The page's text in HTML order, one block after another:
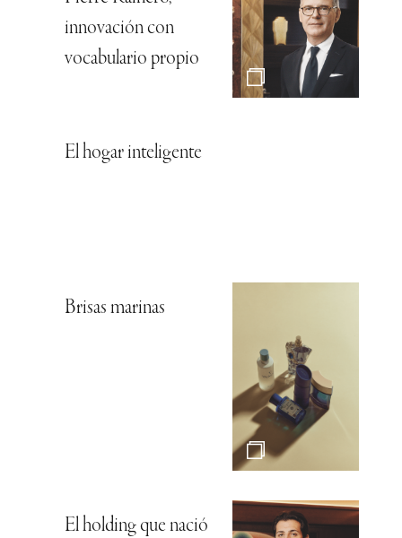
innovación con
vocabulario propio
El hogar inteligente
Brisas marinas
El holding que nació